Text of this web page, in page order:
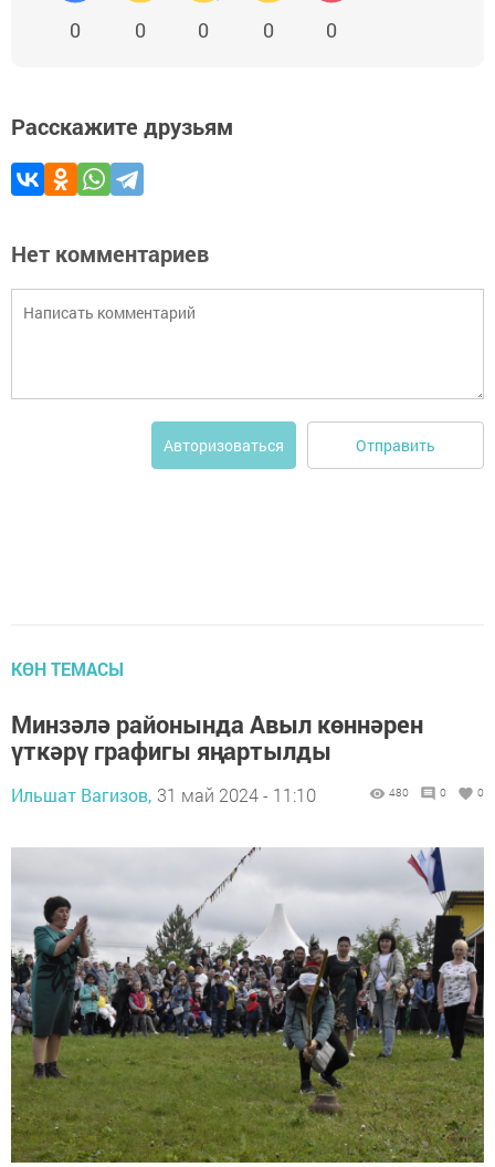
0 0 0 0 0
Расскажите друзьям
Нет комментариев
Авторизоваться Отправить
КӨН ТЕМАСЫ
Минзәлә районында Авыл көннәрен
үткәрү графигы яңартылды
Ильшат Вагизов, 31 май 2024 - 11:10 480 0 0